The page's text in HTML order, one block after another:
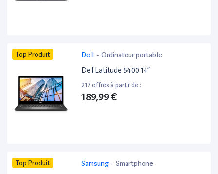
Top Produit Dell - Ordinateur portable
Dell Latitude 5400 14”
217 offres à partir de :
189,99 €
Top Produit Samsung - Smartphone